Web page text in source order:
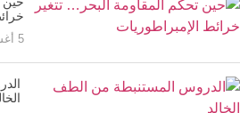
5 أغسطس، 2026